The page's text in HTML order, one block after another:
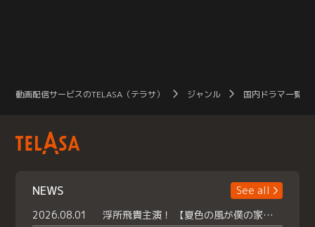
動画配信サービスのTELASA（テラサ） ジャンル 国内ドラマ一覧（
NEWS
See all
2026.08.01
浮所飛貴主演！ 【夏色の風が僕の家にやってきた】 本日よりテラサで独占配信スタート！